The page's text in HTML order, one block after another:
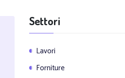
Settori
Lavori
Forniture